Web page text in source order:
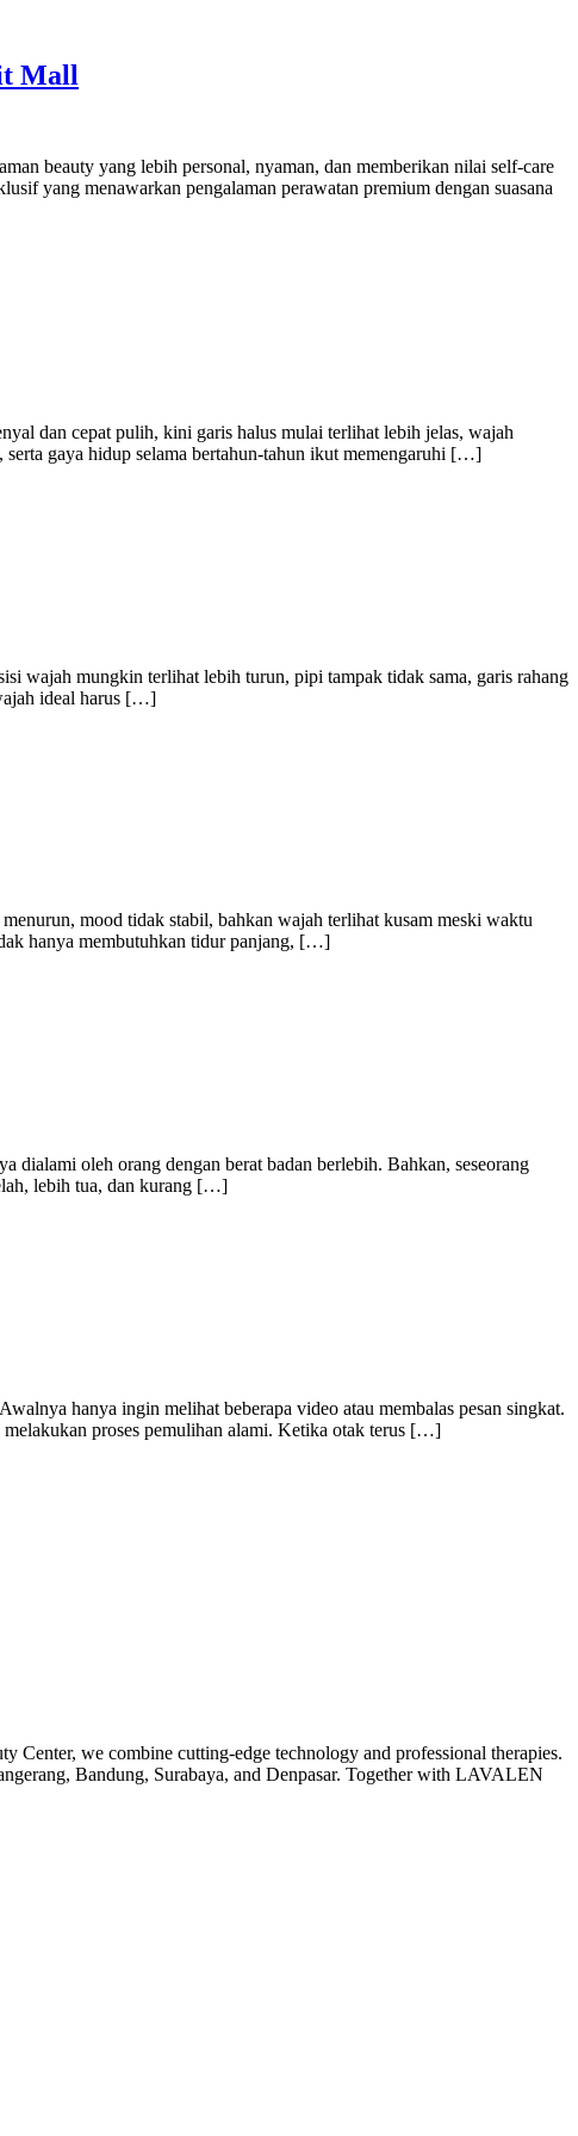
Mall
beauty yang lebih personal, nyaman, dan memberikan nilai self-care
yang menawarkan pengalaman perawatan premium dengan suasana
dan cepat pulih, kini garis halus mulai terlihat lebih jelas, wajah
gaya hidup selama bertahun-tahun ikut memengaruhi […]
wajah mungkin terlihat lebih turun, pipi tampak tidak sama, garis rahang
ideal harus […]
mood tidak stabil, bahkan wajah terlihat kusam meski waktu
hanya membutuhkan tidur panjang, […]
oleh orang dengan berat badan berlebih. Bahkan, seseorang
lebih tua, dan kurang […]
hanya ingin melihat beberapa video atau membalas pesan singkat.
proses pemulihan alami. Ketika otak terus […]
we combine cutting-edge technology and professional therapies.
Bandung, Surabaya, and Denpasar. Together with LAVALEN